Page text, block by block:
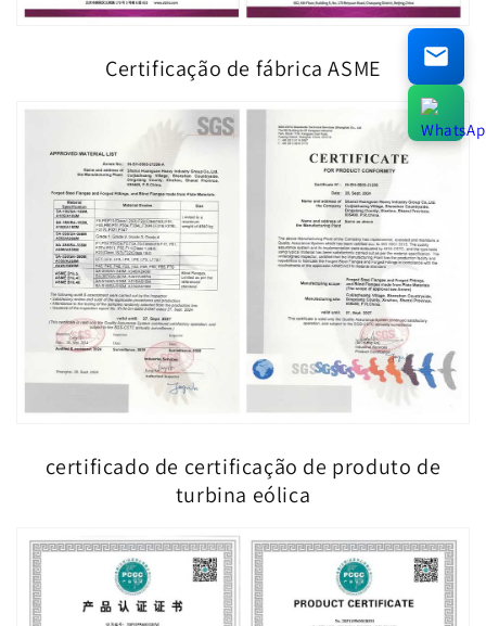
Certificação de fábrica ASME
certificado de certificação de produto de
turbina eólica